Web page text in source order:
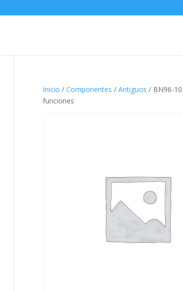
Inicio / Componentes / Antiguos / BN96-
funciones